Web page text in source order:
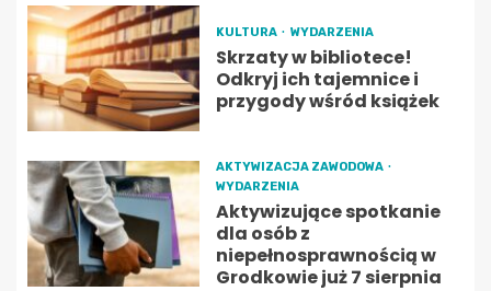
KULTURA WYDARZENIA
Skrzaty w bibliotece!
Odkryj ich tajemnice i
przygody wśród książek
AKTYWIZACJA ZAWODOWA
WYDARZENIA
Aktywizujące spotkanie
dla osób z
niepełnosprawnością w
Grodkowie już 7 sierpnia